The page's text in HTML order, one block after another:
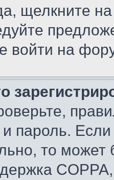
щелкните
войти на
и пароль.
то может